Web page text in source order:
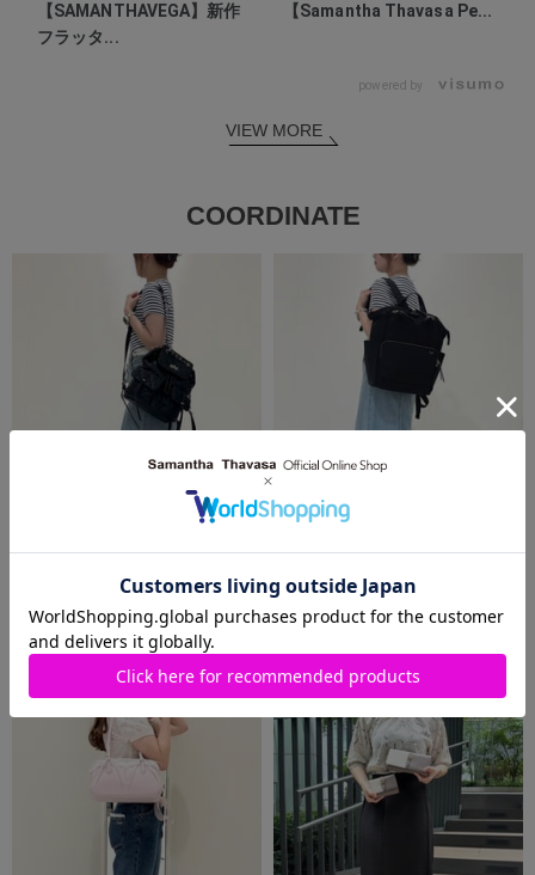
【SAMANTHAVEGA】新作
フラッタ...
【Samantha Thavasa Pe...
powered by
VIEW MORE
COORDINATE
2026.08.09
Samantha Thavasa
2026.08.08